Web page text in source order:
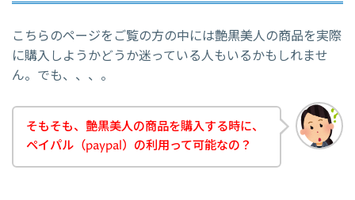
こちらのページをご覧の方の中には艶黒美人の商品を実際
に購入しようかどうか迷っている人もいるかもしれませ
ん。でも、、、。
そもそも、艶黒美人の商品を購入する時に、
ペイパル（paypal）の利用って可能なの？